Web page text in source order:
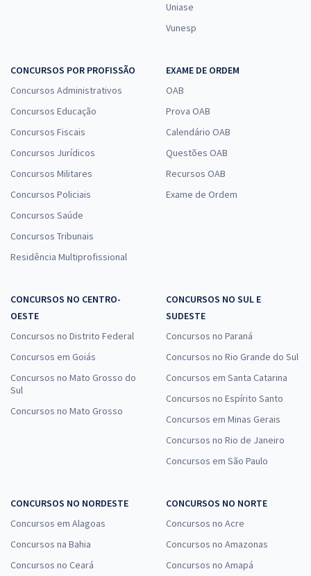
Uniase
Vunesp
CONCURSOS POR PROFISSÃO
Concursos Administrativos
Concursos Educação
Concursos Fiscais
Concursos Jurídicos
Concursos Militares
Concursos Policiais
Concursos Saúde
Concursos Tribunais
Residência Multiprofissional
EXAME DE ORDEM
OAB
Prova OAB
Calendário OAB
Questões OAB
Recursos OAB
Exame de Ordem
CONCURSOS NO CENTRO-
OESTE
Concursos no Distrito Federal
Concursos em Goiás
Concursos no Mato Grosso do
Sul
Concursos no Mato Grosso
CONCURSOS NO SUL E
SUDESTE
Concursos no Paraná
Concursos no Rio Grande do Sul
Concursos em Santa Catarina
Concursos no Espírito Santo
Concursos em Minas Gerais
Concursos no Rio de Janeiro
Concursos em São Paulo
CONCURSOS NO NORDESTE
Concursos em Alagoas
Concursos na Bahia
Concursos no Ceará
CONCURSOS NO NORTE
Concursos no Acre
Concursos no Amazonas
Concursos no Amapá